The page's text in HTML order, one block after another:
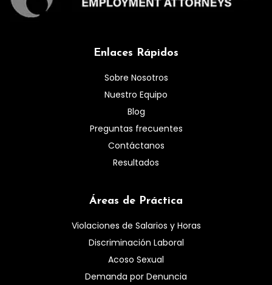
Enlaces Rápidos
Sobre Nosotros
Nuestro Equipo
Blog
Preguntas frecuentes
Contáctanos
Resultados
Áreas de Práctica
Violaciones de Salarios y Horas
Discriminación Laboral
Acoso Sexual
Demanda por Denuncia